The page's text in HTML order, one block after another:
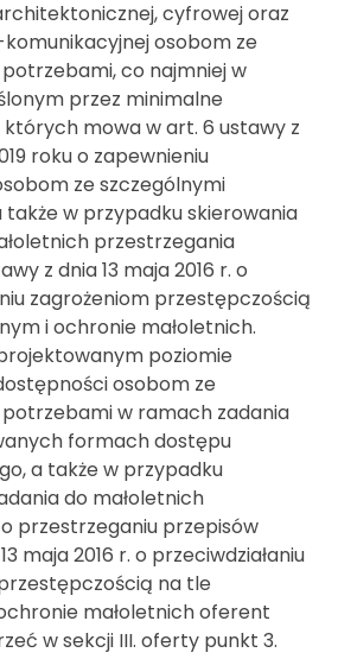
cyfrowej oraz
osobom ze
co najmniej w
przez minimalne
mowa w art. 6 ustawy z
roku o zapewnieniu
ze szczególnymi
w przypadku skierowania
przestrzegania
z dnia 13 maja 2016 r. o
zagrożeniom przestępczością
i ochronie małoletnich.
poziomie
osobom ze
w ramach zadania
formach dostępu
a także w przypadku
do małoletnich
przestrzeganiu przepisów
maja 2016 r. o przeciwdziałaniu
na tle
małoletnich oferent
w sekcji III. oferty punkt 3.